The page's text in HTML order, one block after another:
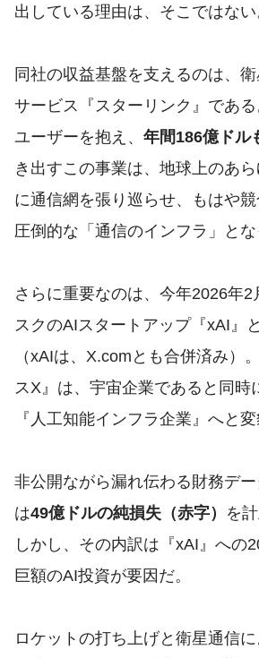
出している理由は、そこではない
同社の収益基盤を支えるのは、
サービス『スターリンク』であ
ユーザーを抱え、 年間186億ドル
き出すこの事業は、地球上のあ
に通信網を張り巡らせ、もはや
圧倒的な「通信のインフラ」とな
さらに重要なのは、今年2026年2
スクのAIスタートアップ『xAI』
（xAIは、X.comとも合併済み）
スX』は、宇宙企業であると同時
『人工知能インフラ企業』へと
非公開ながら漏れ伝わる財務デ
は49億ドルの純損失（赤字） を
しかし、その内訳は『xAI』への
巨額のAI投資が要因だ。
ロケットの打ち上げと衛星通信